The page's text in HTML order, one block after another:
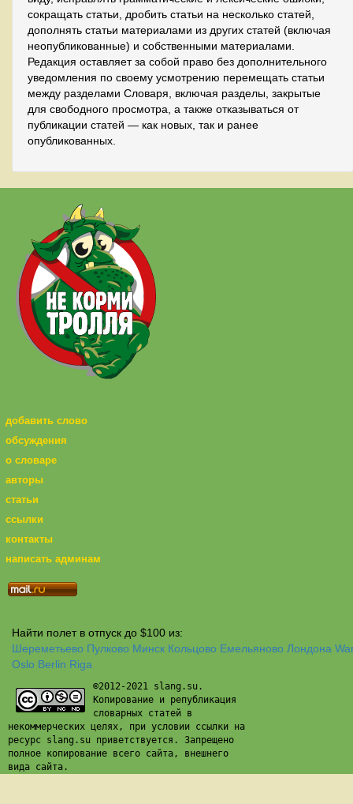
сокращать статьи, дробить статьи на несколько статей,
дополнять статьи материалами из других статей (включая
неопубликованные) и собственными материалами.
Редакция оставляет за собой право без дополнительного
уведомления по своему усмотрению перемещать статьи
между разделами Словаря, включая разделы, закрытые
для свободного просмотра, а также отказываться от
публикации статей — как новых, так и ранее
опубликованных.
добавить слово
обсуждения
о словаре
авторы
статьи
ссылки
контакты
написать админам
Найти полет в отпуск до $100 из:
Шереметьево Пулково Минск Кольцово Емельяново Лондона
Oslo Berlin Riga
©2012-2021 slang.su.
Копирование и републикация
словарных статей в
некоммерческих целях, при условии ссылки на
ресурс slang.su приветствуется. Запрещено
полное копирование всего сайта, внешнего
вида сайта.